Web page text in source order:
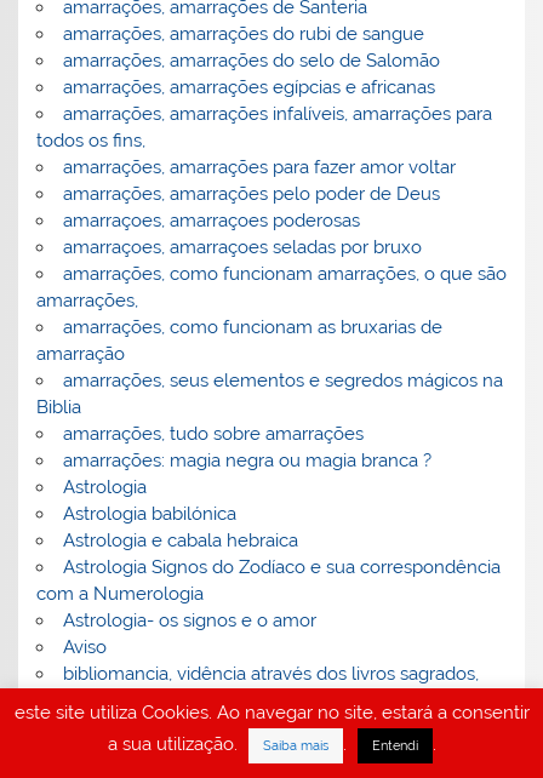
amarrações, amarrações de Santeria
amarrações, amarrações do rubi de sangue
amarrações, amarrações do selo de Salomão
amarrações, amarrações egípcias e africanas
amarrações, amarrações infalíveis, amarrações para
todos os fins,
amarrações, amarrações para fazer amor voltar
amarrações, amarrações pelo poder de Deus
amarraçoes, amarraçoes poderosas
amarraçoes, amarraçoes seladas por bruxo
amarrações, como funcionam amarrações, o que são
amarrações,
amarrações, como funcionam as bruxarias de
amarração
amarrações, seus elementos e segredos mágicos na
Biblia
amarrações, tudo sobre amarrações
amarrações: magia negra ou magia branca ?
Astrologia
Astrologia babilónica
Astrologia e cabala hebraica
Astrologia Signos do Zodíaco e sua correspondência
com a Numerologia
Astrologia- os signos e o amor
Aviso
bibliomancia, vidência através dos livros sagrados,
Bruxa Évora – saiba mais sobre a bruxa Évora
Bruxaria – como funciona a bruxaria
bruxaria – efeitos e sintomas da bruxaria
este site utiliza Cookies. Ao navegar no site, estará a consentir
a sua utilização.
Saiba mais . Entendi .